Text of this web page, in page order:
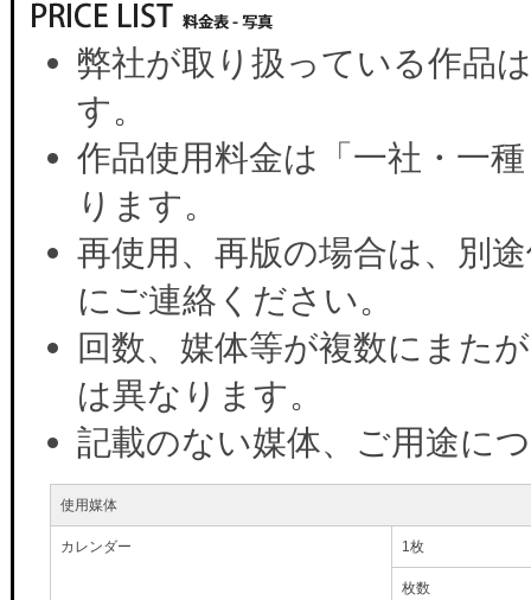
弊社が取り扱っている作品
す。
作品使用料金は「一社・一
ります。
再使用、再版の場合は、別
にご連絡ください。
回数、媒体等が複数にまた
は異なります。
記載のない媒体、ご用途に
使用媒体
カレンダー 1枚
枚数